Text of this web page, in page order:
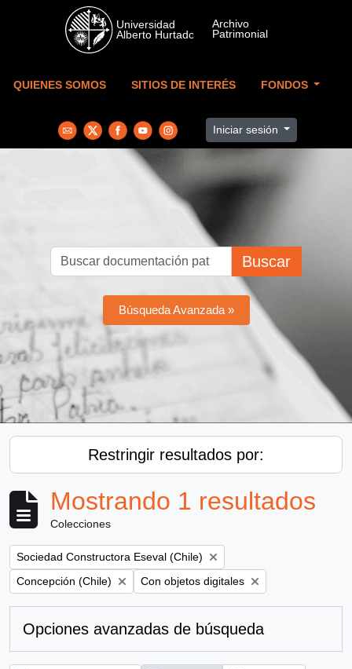
Skip to main content
QUIENES SOMOS SITIOS DE INTERÉS FONDOS
Iniciar sesión
Buscar
Búsqueda Avanzada »
Restringir resultados por:
Mostrando 1 resultados
Colecciones
Remove filter:
Sociedad Constructora Eseval (Chile)
Remove filter:
Concepción (Chile) Remove filter:
Con objetos digitales
Opciones avanzadas de búsqueda